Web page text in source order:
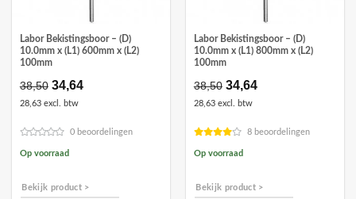
Labor Bekistingsboor – (D)
10.0mm x (L1) 600mm x (L2)
100mm
38,50 Oorspronkelijke
prijs
was:
34,64Huidige
28,63 excl. btw
0 beoordelingen
Op voorraad
Bekijk product >
Labor Bekistingsboor – (D)
10.0mm x (L1) 800mm x (L2)
100mm
38,50 Oorspronkelijke
prijs
was:
34,64Huidige
28,63 excl. btw
8 beoordelingen
Op voorraad
Bekijk product >